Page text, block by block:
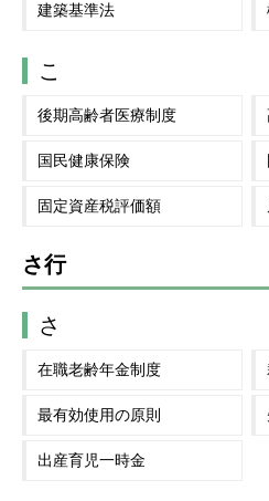
建築基準法
こ
後期高齢者医療制度
国民健康保険
固定資産税評価額
さ行
さ
在職老齢年金制度
最有効使用の原則
出産育児一時金